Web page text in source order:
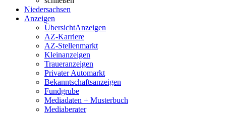
Niedersachsen
Anzeigen
ÜbersichtAnzeigen
AZ-Karriere
AZ-Stellenmarkt
Kleinanzeigen
Traueranzeigen
Privater Automarkt
Bekanntschaftsanzeigen
Fundgrube
Mediadaten + Musterbuch
Mediaberater